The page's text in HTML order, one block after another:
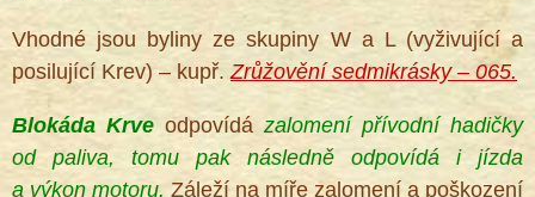
Vhodné jsou byliny ze skupiny W a L (vyživující a
posilující Krev) – kupř.Zrůžovění sedmikrásky – 065.
Blokáda Krve odpovídá zalomení přívodní hadičky
od paliva, tomu pak následně odpovídá i jízda
a výkon motoru. Záleží na míře zalomení a poškození